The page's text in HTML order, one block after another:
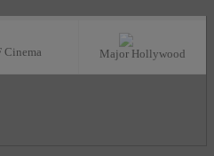
Cinema Major Hollywood